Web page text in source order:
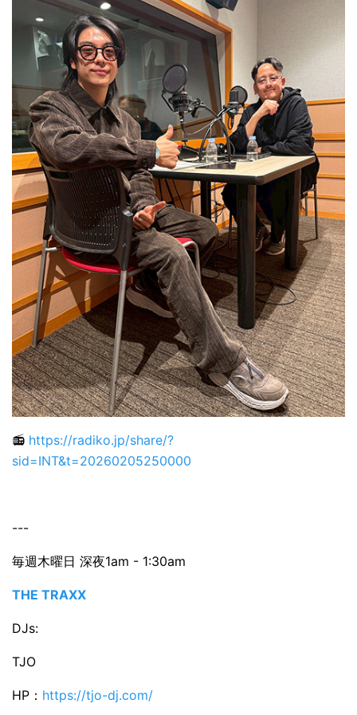
📻️ https://radiko.jp/share/?
sid=INT&t=20260205250000
---
毎週木曜日 深夜1am - 1:30am
THE TRAXX
DJs:
TJO
HP： https://tjo-dj.com/